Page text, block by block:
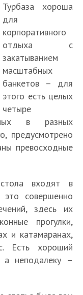
Турбаза хороша
для
корпоративного
отдыха с
закатыванием
масштабных
банкетов – для
этого есть целых
четыре
в разных
предусмотрено
превосходные
входят в
это совершенно
здесь их
прогулки,
и катамаранах,
Есть хороший
а неподалеку –